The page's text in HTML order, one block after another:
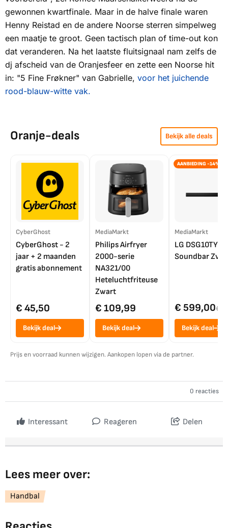
gewonnen kwartfinale. Maar in de halve finale waren
Henny Reistad en de andere Noorse sterren simpelweg
een maatje te groot. Geen tactisch plan of time-out kon
dat veranderen. Na het laatste fluitsignaal nam zelfs de
dj afscheid van de Oranjesfeer en zette een Noorse hit
in: "5 Fine Frøkner" van Gabrielle, voor het juichende
rood-blauw-witte vak.
Oranje-deals Bekijk alle deals
CyberGhost
CyberGhost - 2
jaar + 2 maanden
gratis abonnement
€ 45,50
Bekijk deal
MediaMarkt
Philips Airfryer
2000-serie
NA321/00
Heteluchtfriteuse
Zwart
€ 109,99
Bekijk deal
AANBIEDING -14%
MediaMarkt
LG DSG10TY
Soundbar
€ 599,00€
Bekijk deal
Prijs en voorraad kunnen wijzigen. Aankopen lopen via de partner.
0 reacties
Interessant Reageren Delen
Lees meer over:
Handbal